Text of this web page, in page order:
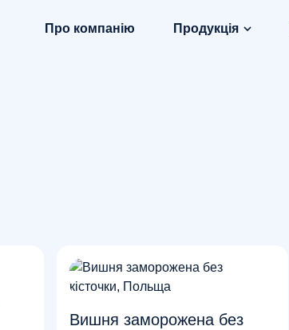
Про компанію Продукція
Вишня заморожена без